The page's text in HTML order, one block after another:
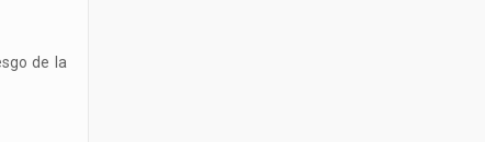
de la